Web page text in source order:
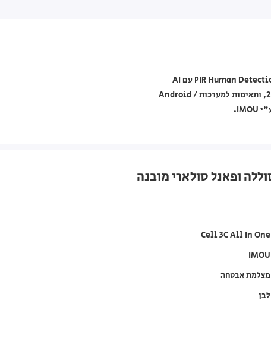
מצלמת אבטחה IMOU דגם Cell 3C All In One בצבע לבן, עם מצלמת 5MP ורזולוציה 2560×1440, מעבד PIR Human Detection עם AI
Processing, תמיכה בכרטיס microSD עד 512GB, קישוריות Wi-Fi בתקן IEEE 802.11b/g/n בתדר 2.4GHz, ותאימות למערכות Android /
Cell 3C All In One
IMOU
מצלמת אבטחה
לבן